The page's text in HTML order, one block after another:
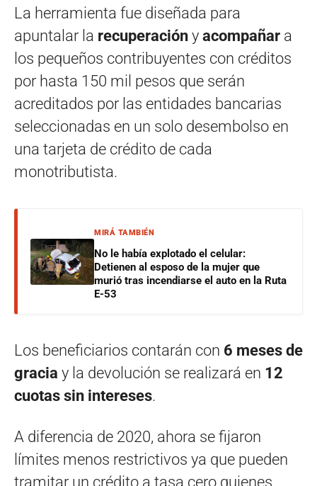
La herramienta fue diseñada para
apuntalar la recuperación y acompañar a
los pequeños contribuyentes con créditos
por hasta 150 mil pesos que serán
acreditados por las entidades bancarias
seleccionadas en un solo desembolso en
una tarjeta de crédito de cada
monotributista.
MIRÁ TAMBIÉN
No le había explotado el celular:
Detienen al esposo de la mujer que
murió tras incendiarse el auto en la Ruta
E-53
Los beneficiarios contarán con 6 meses de
gracia y la devolución se realizará en 12
cuotas sin intereses.
A diferencia de 2020, ahora se fijaron
límites menos restrictivos ya que pueden
tramitar un crédito a tasa cero quienes